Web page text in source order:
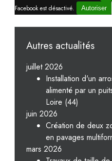
Facebook est désactivé. Autoriser
Autres actualités
juillet 2026
Installation d'un
alimenté par un
Loire (44)
juin 2026
Création de deux
en pavages
mars 2026